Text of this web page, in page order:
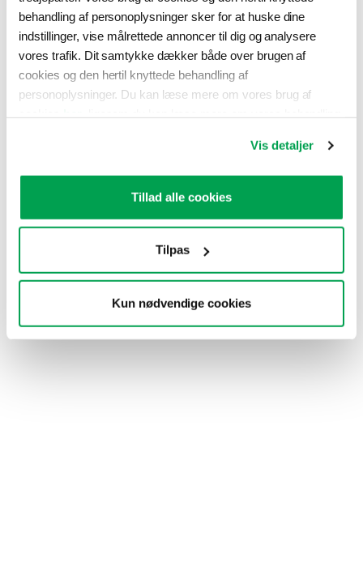
behandling af personoplysninger sker for at huske dine
indstillinger, vise målrettede annoncer til dig og analysere
vores trafik. Dit samtykke dækker både over brugen af
cookies og den hertil knyttede behandling af
personoplysninger. Du kan læse mere om vores brug af
tilbagekalde dit samtykke ved at klikke på “Ændring af dit
samtykke” i vores cookiepolitik.
Vis detaljer
Tillad alle cookies
Tilpas
Kun nødvendige cookies